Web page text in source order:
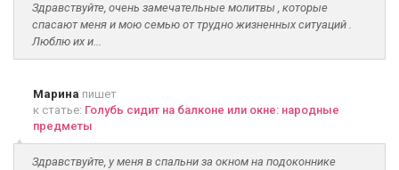
Здравствуйте, очень замечательные молитвы , которые
спасают меня и мою семью от трудно жизненных ситуаций .
Люблю их и...
Марина пишет
к статье: Голубь сидит на балконе или окне: народные
предметы
Здравствуйте, у меня в спальни за окном на подоконнике